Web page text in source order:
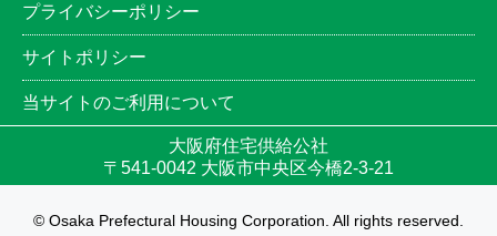
プライバシーポリシー
サイトポリシー
当サイトのご利用について
大阪府住宅供給公社
〒541-0042 大阪市中央区今橋2-3-21
© Osaka Prefectural Housing Corporation. All rights reserved.